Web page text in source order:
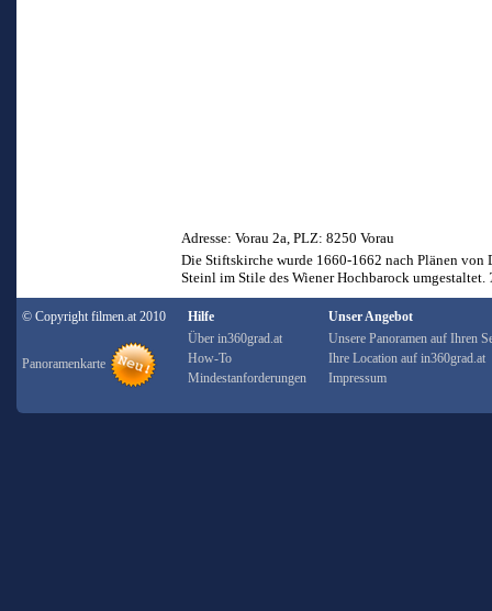
Adresse: Vorau 2a, PLZ: 8250 Vorau
Die Stiftskirche wurde 1660-1662 nach Plänen von
Steinl im Stile des Wiener Hochbarock umgestaltet.
© Copyright filmen.at 2010
Panoramenkarte
Hilfe
Über in360grad.at
How-To
Mindestanforderungen
Unser Angebot
Unsere Panoramen auf Ihren
Ihre Location auf in360grad.at
Impressum